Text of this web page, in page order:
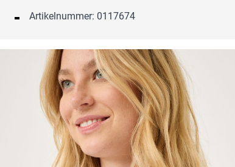
Artikelnummer: 0117674